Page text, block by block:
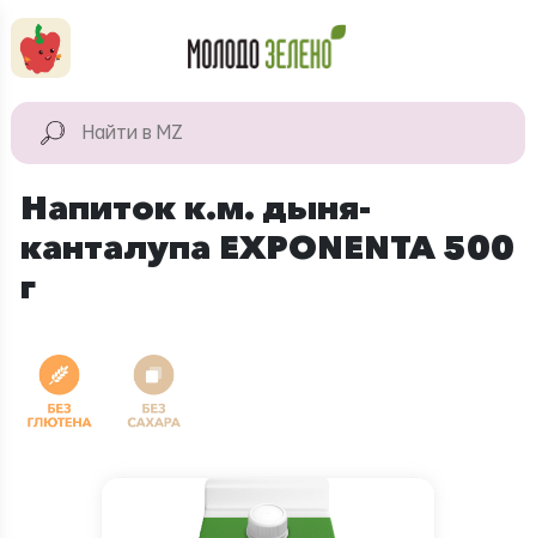
КАТАЛОГ
продукты
Для дома
Напиток к.м. дыня-
канталупа EXPONENTA 500
г